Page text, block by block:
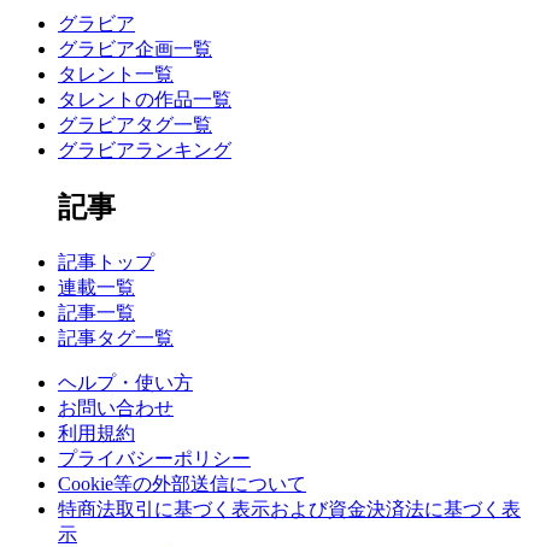
グラビア
グラビア企画一覧
タレント一覧
タレントの作品一覧
グラビアタグ一覧
グラビアランキング
記事
記事トップ
連載一覧
記事一覧
記事タグ一覧
ヘルプ・使い方
お問い合わせ
利用規約
プライバシーポリシー
Cookie等の外部送信について
特商法取引に基づく表示および資金決済法に基づく表
示